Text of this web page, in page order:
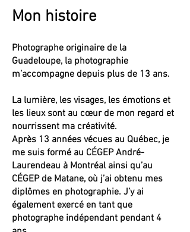
Mon histoire
Photographe originaire de la
Guadeloupe, la photographie
m’accompagne depuis plus de 13 ans.
La lumière, les visages, les émotions et
les lieux sont au cœur de mon regard et
nourrissent ma créativité.
Après 13 années vécues au Québec, je
me suis formé au CÉGEP André-
Laurendeau à Montréal ainsi qu’au
CÉGEP de Matane, où j’ai obtenu mes
diplômes en photographie. J’y ai
également exercé en tant que
photographe indépendant pendant 4